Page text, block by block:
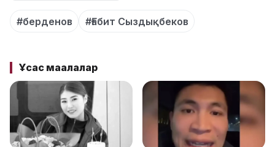
#берденов #Ғабит Сыздықбеков
Ұқсас мақалалар